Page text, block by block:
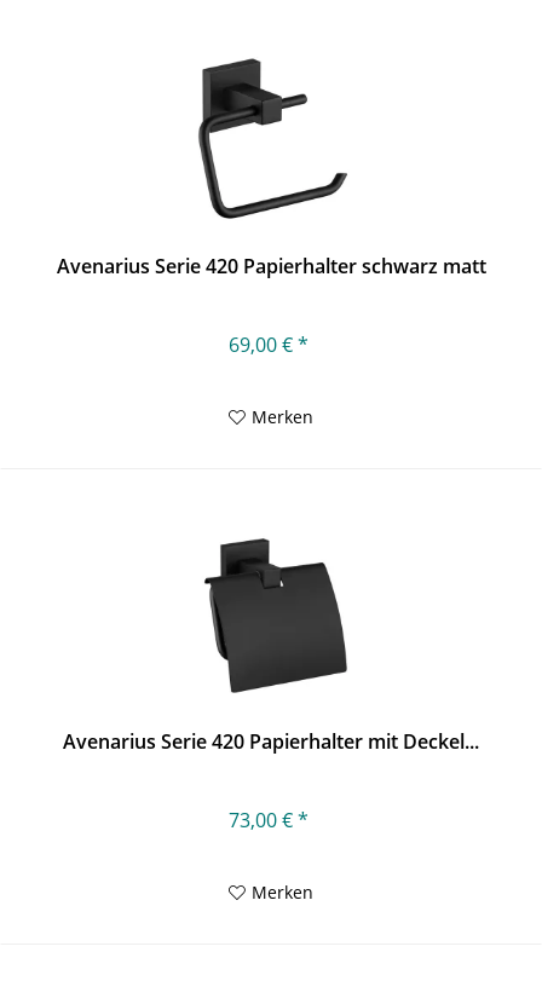
Avenarius Serie 420 Papierhalter schwarz matt
69,00 € *
Merken
Avenarius Serie 420 Papierhalter mit Deckel...
73,00 € *
Merken